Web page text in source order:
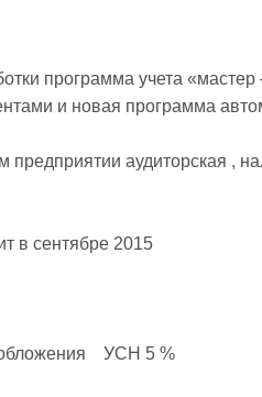
программа учета
и новая программа
аудиторская ,
в сентябре 2015
УСН 5 %